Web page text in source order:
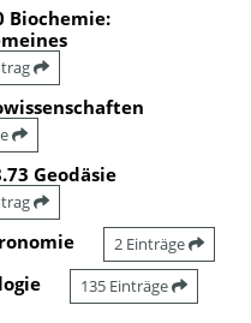
Biochemie:
Geodäsie
2 Einträge
135 Einträge